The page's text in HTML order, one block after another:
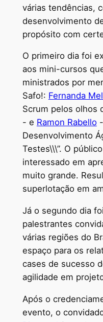
várias tendências,
desenvolvimento
propósito com
O primeiro dia foi
aos mini-cursos
ministrados por
Safo!: Fernanda
Scrum pelos olhos
- e Ramon Rabello-
Desenvolvimento
Testes\\\”. O
interessado em
muito grande.
superlotação em
Já o segundo dia
palestrantes
várias regiões do
espaço para os
cases de sucesso
agilidade em
Após o
evento, o